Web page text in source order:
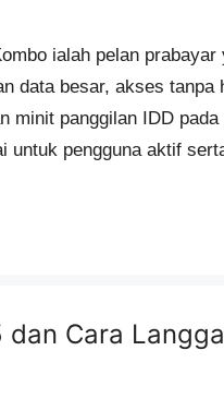
ialah pelan prabayar
data besar, akses tanpa
minit panggilan IDD
untuk pengguna aktif
dan Cara